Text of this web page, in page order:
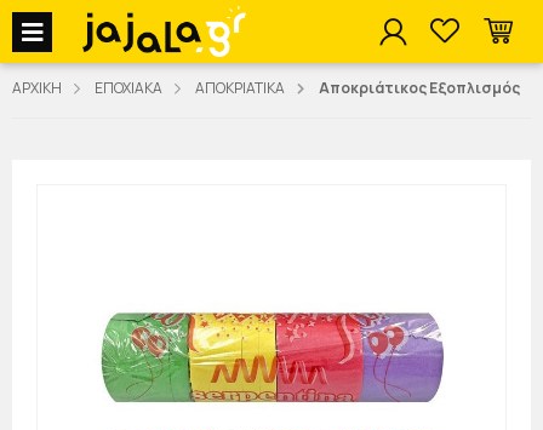
jajala Menu
ΑΡΧΙΚΗ ΕΠΟΧΙΑΚΑ ΑΠΟΚΡΙΑΤΙΚΑ Αποκριάτικος Εξοπλισμός